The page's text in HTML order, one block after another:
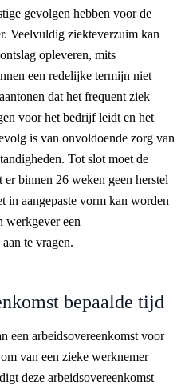
gevolgen hebben voor de
Veelvuldig ziekteverzuim kan
opleveren, mits
een redelijke termijn niet
dat het frequent ziek
voor het bedrijf leidt en het
is van onvoldoende zorg van
Tot slot moet de
binnen 26 weken geen herstel
in aangepaste vorm kan worden
werkgever een
te vragen.
bepaalde tijd
een arbeidsovereenkomst voor
van een zieke werknemer
deze arbeidsovereenkomst